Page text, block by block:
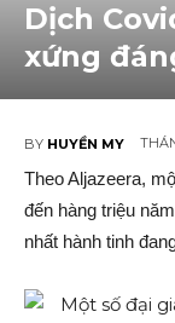
Dịch
xứng
BY HUYỀN MY
Theo Aljazeera,
đến hàng triệu
nhất hành tinh